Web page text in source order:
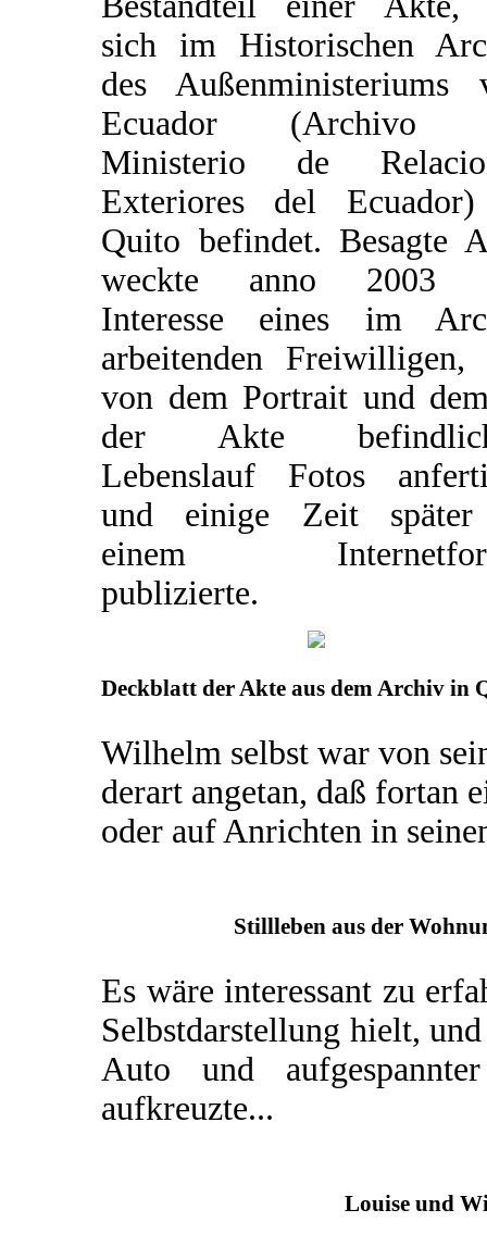
sich im Historischen
des Außenministeriums
Ecuador (Archivo
Ministerio de
Exteriores del
Quito befindet. Besagte
weckte anno 2003
Interesse eines im
arbeitenden Freiwilligen,
von dem Portrait und
der Akte
Lebenslauf Fotos
und einige Zeit
einem
publizierte.
Deckblatt der Akte aus dem Archiv in
Wilhelm selbst war von
derart angetan, daß fortan
oder auf Anrichten in
Stillleben aus der
Es wäre interessant zu
Selbstdarstellung hielt,
Auto und
aufkreuzte...
Louise und